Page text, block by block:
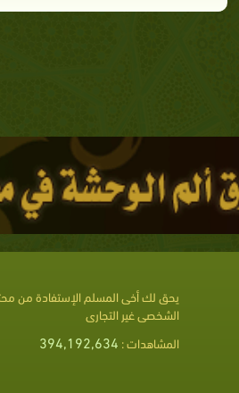
يحق لك أخى المسلم الإستفادة من
الشخصى غير التجارى
المشاهدات : 394,192,634